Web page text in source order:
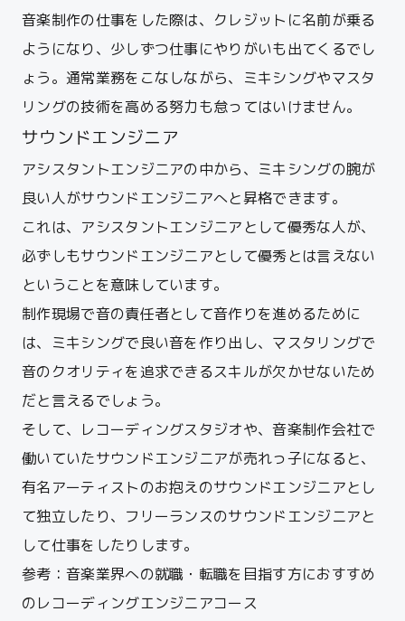
音楽制作の仕事をした際は、クレジットに名前が乗る
ようになり、少しずつ仕事にやりがいも出てくるでし
ょう。通常業務をこなしながら、ミキシングやマスタ
リングの技術を高める努力も怠ってはいけません。
サウンドエンジニア
アシスタントエンジニアの中から、ミキシングの腕が
良い人がサウンドエンジニアへと昇格できます。
これは、アシスタントエンジニアとして優秀な人が、
必ずしもサウンドエンジニアとして優秀とは言えない
ということを意味しています。
制作現場で音の責任者として音作りを進めるために
は、ミキシングで良い音を作り出し、マスタリングで
音のクオリティを追求できるスキルが欠かせないため
だと言えるでしょう。
そして、レコーディングスタジオや、音楽制作会社で
働いていたサウンドエンジニアが売れっ子になると、
有名アーティストのお抱えのサウンドエンジニアとし
て独立したり、フリーランスのサウンドエンジニアと
して仕事をしたりします。
参考：音楽業界への就職・転職を目指す方におすすめ
のレコーディングエンジニアコース